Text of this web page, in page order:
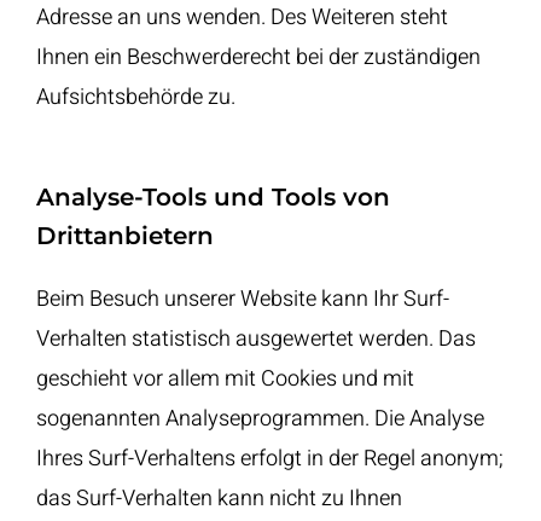
Adresse an uns wenden. Des Weiteren steht
Ihnen ein Beschwerderecht bei der zuständigen
Aufsichtsbehörde zu.
Analyse-Tools und Tools von
Drittanbietern
Beim Besuch unserer Website kann Ihr Surf-
Verhalten statistisch ausgewertet werden. Das
geschieht vor allem mit Cookies und mit
sogenannten Analyseprogrammen. Die Analyse
Ihres Surf-Verhaltens erfolgt in der Regel anonym;
das Surf-Verhalten kann nicht zu Ihnen